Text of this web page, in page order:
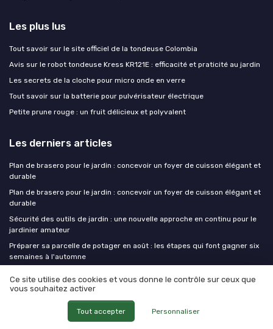
Les plus lus
Tout savoir sur le site officiel de la tondeuse Colombia
Avis sur le robot tondeuse Kress KR121E : efficacité et praticité au jardin
Les secrets de la cloche pour micro onde en verre
Tout savoir sur la batterie pour pulvérisateur électrique
Petite prune rouge : un fruit délicieux et polyvalent
Les derniers articles
Plan de brasero pour le jardin : concevoir un foyer de cuisson élégant et
durable
Plan de brasero pour le jardin : concevoir un foyer de cuisson élégant et
durable
Sécurité des outils de jardin : une nouvelle approche en continu pour le
jardinier amateur
Préparer sa parcelle de potager en août : les étapes qui font gagner six
semaines à l'automne
Outils de jardinage
Ce site utilise des cookies et vous donne le contrôle sur ceux que
vous souhaitez activer
Tout accepter Personnaliser